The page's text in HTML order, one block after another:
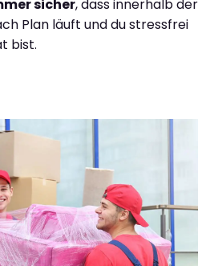
sicher, dass innerhalb der
Plan läuft und du stressfrei
bist.